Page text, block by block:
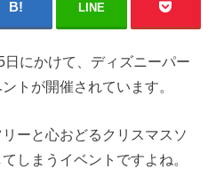
LINE
にかけて、ディズニーパー
トが開催されています。
ーと心おどるクリスマスソ
しまうイベントですよね。